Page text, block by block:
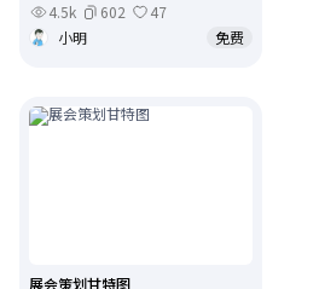
4.5k
602
47
小明
免费
展会策划甘特图